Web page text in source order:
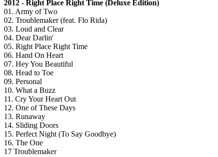
2012 - Right Place Right Time (Deluxe Edition)
01. Army of Two
02. Troublemaker (feat. Flo Rida)
03. Loud and Clear
04. Dear Darlin'
05. Right Place Right Time
06. Hand On Heart
07. Hey You Beautiful
08. Head to Toe
09. Personal
10. What a Buzz
11. Cry Your Heart Out
12. One of These Days
13. Runaway
14. Sliding Doors
15. Perfect Night (To Say Goodbye)
16. The One
17 Troublemaker